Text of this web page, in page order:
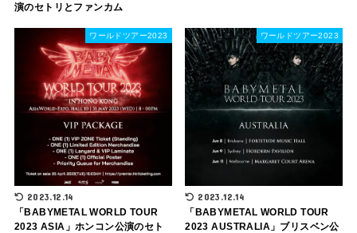
演のセトリとファンカム
ワールドツアー2023
2023.12.14
「BABYMETAL WORLD TOUR
2023 ASIA」ホンコン公演のセト
ワールドツアー2023
2023.12.14
「BABYMETAL WORLD TOUR
2023 AUSTRALIA」ブリスベン公